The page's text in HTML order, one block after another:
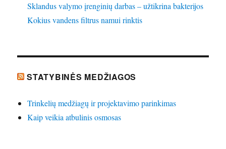
Sklandus valymo įrenginių darbas – užtikrina bakterijos
Kokius vandens filtrus namui rinktis
STATYBINĖS MEDŽIAGOS
Trinkelių medžiagų ir projektavimo parinkimas
Kaip veikia atbulinis osmosas